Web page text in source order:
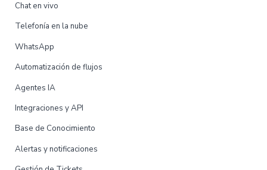
Chat en vivo
Telefonía en la nube
WhatsApp
Automatización de flujos
Agentes IA
Integraciones y API
Base de Conocimiento
Alertas y notificaciones